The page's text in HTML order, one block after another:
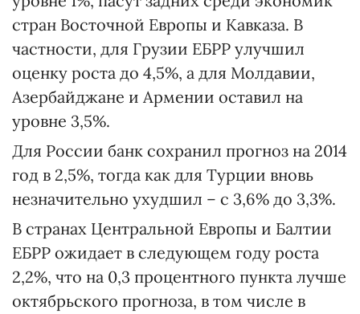
стран Восточной Европы и Кавказа. В
частности, для Грузии ЕБРР улучшил
оценку роста до 4,5%, а для Молдавии,
Азербайджане и Армении оставил на
уровне 3,5%.
Для России банк сохранил прогноз на 2014
год в 2,5%, тогда как для Турции вновь
незначительно ухудшил – с 3,6% до 3,3%.
В странах Центральной Европы и Балтии
ЕБРР ожидает в следующем году роста
2,2%, что на 0,3 процентного пункта лучше
октябрьского прогноза, в том числе в